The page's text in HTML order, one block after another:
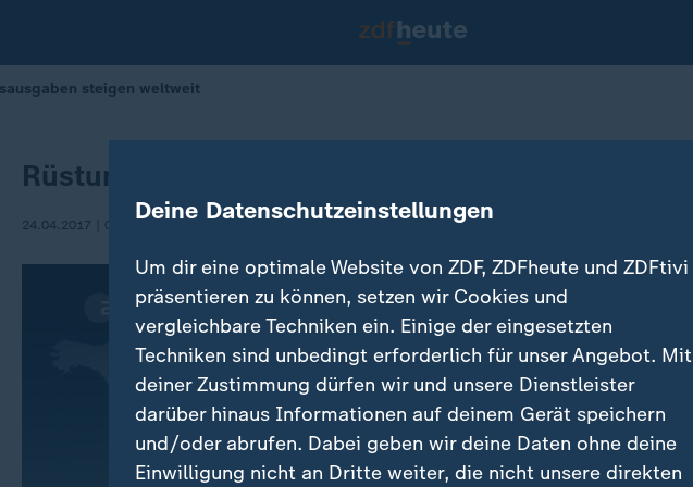
steigen weltweit
Rüstungsausgaben steigen weltweit
24.04.2017 | 08:50 Deine Datenschutzeinstellungen
Um dir eine optimale Website von ZDF, ZDFheute und ZDFtivi
präsentieren zu können, setzen wir Cookies und
vergleichbare Techniken ein. Einige der eingesetzten
Techniken sind unbedingt erforderlich für unser Angebot. Mit
deiner Zustimmung dürfen wir und unsere Dienstleister
darüber hinaus Informationen auf deinem Gerät speichern
und/oder abrufen. Dabei geben wir deine Daten ohne deine
Einwilligung nicht an Dritte weiter, die nicht unsere direkten